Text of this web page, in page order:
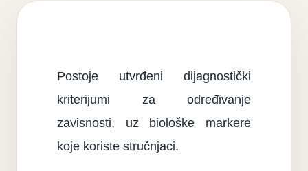
Postoje utvrđeni dijagnostički
kriterijumi za određivanje
zavisnosti, uz biološke markere
koje koriste stručnjaci.